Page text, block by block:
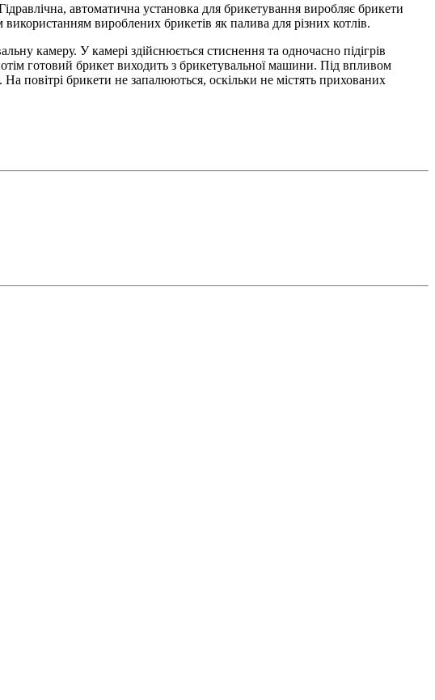
автоматична установка для брикетування виробляє брикети
вироблених брикетів як палива для різних котлів.
камеру. У камері здійснюється стиснення та одночасно підігрів
готовий брикет виходить з брикетувальної машини. Під впливом
повітрі брикети не запалюються, оскільки не містять прихованих